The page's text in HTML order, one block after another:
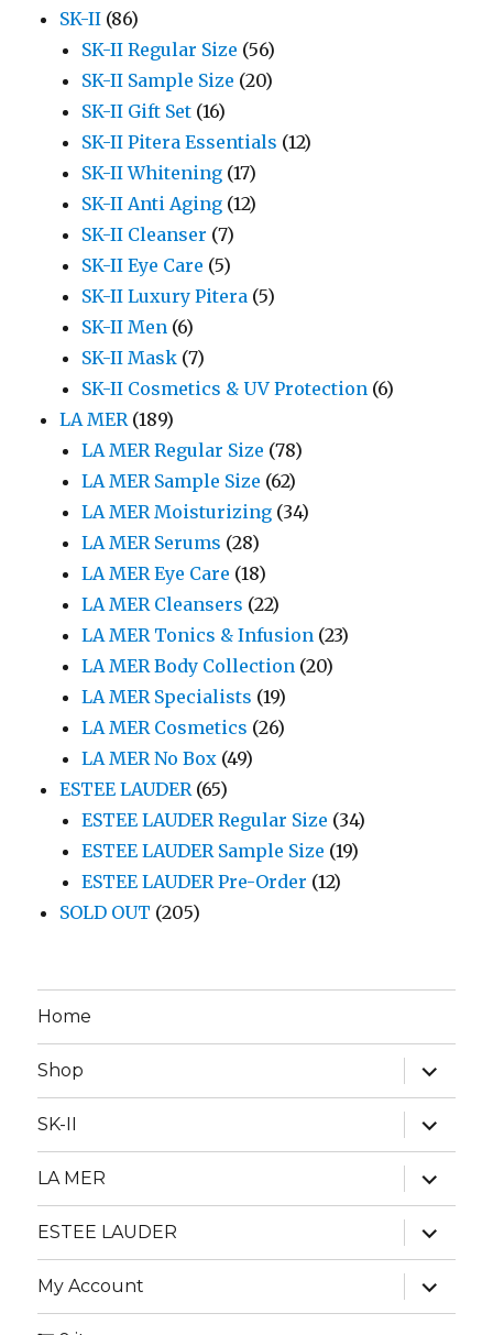
SK-II (86)
SK-II Regular Size (56)
SK-II Sample Size (20)
SK-II Gift Set (16)
SK-II Pitera Essentials (12)
SK-II Whitening (17)
SK-II Anti Aging (12)
SK-II Cleanser (7)
SK-II Eye Care (5)
SK-II Luxury Pitera (5)
SK-II Men (6)
SK-II Mask (7)
SK-II Cosmetics & UV Protection (6)
LA MER (189)
LA MER Regular Size (78)
LA MER Sample Size (62)
LA MER Moisturizing (34)
LA MER Serums (28)
LA MER Eye Care (18)
LA MER Cleansers (22)
LA MER Tonics & Infusion (23)
LA MER Body Collection (20)
LA MER Specialists (19)
LA MER Cosmetics (26)
LA MER No Box (49)
ESTEE LAUDER (65)
ESTEE LAUDER Regular Size (34)
ESTEE LAUDER Sample Size (19)
ESTEE LAUDER Pre-Order (12)
SOLD OUT (205)
Home
Shop
expand
child
menu
SK-II
expand
child
menu
LA MER
expand
child
menu
ESTEE LAUDER
expand
child
menu
My Account
expand
child
menu